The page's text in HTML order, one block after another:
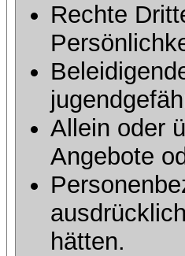
Rechte
Allein oder
Angebote
hätten.